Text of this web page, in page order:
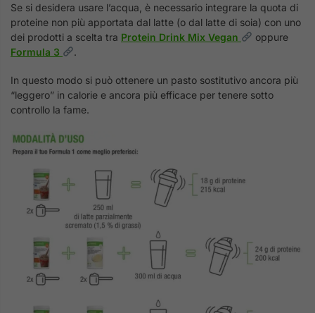
Se si desidera usare l’acqua, è necessario integrare la quota di
proteine non più apportata dal latte (o dal latte di soia) con uno
dei prodotti a scelta tra Protein Drink Mix Vegan
oppure
Formula 3
.
In questo modo si può ottenere un pasto sostitutivo ancora più
“leggero” in calorie e ancora più efficace per tenere sotto
controllo la fame.